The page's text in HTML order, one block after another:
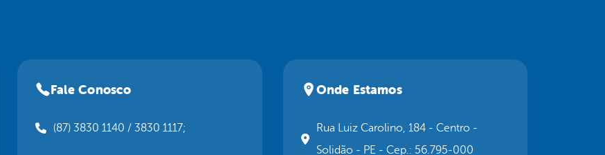
Fale Conosco
(87) 3830 1140 / 3830 1117;
Onde Estamos
Rua Luiz Carolino, 184 - Centro -
Solidão - PE - Cep.: 56.795-000